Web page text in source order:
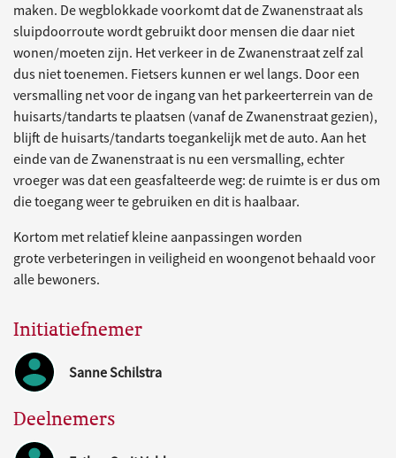
maken. De wegblokkade voorkomt dat de Zwanenstraat als
sluipdoorroute wordt gebruikt door mensen die daar niet
wonen/moeten zijn. Het verkeer in de Zwanenstraat zelf zal
dus niet toenemen. Fietsers kunnen er wel langs. Door een
versmalling net voor de ingang van het parkeerterrein van de
huisarts/tandarts te plaatsen (vanaf de Zwanenstraat gezien),
blijft de huisarts/tandarts toegankelijk met de auto. Aan het
einde van de Zwanenstraat is nu een versmalling, echter
vroeger was dat een geasfalteerde weg: de ruimte is er dus om
die toegang weer te gebruiken en dit is haalbaar.
Kortom met relatief kleine aanpassingen worden
grote verbeteringen in veiligheid en woongenot behaald voor
alle bewoners.
Initiatiefnemer
Sanne Schilstra
Deelnemers